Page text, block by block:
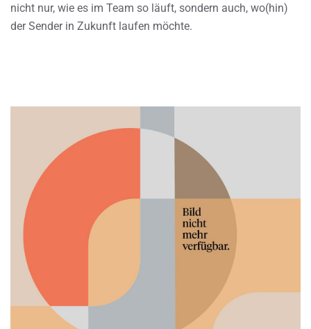
nicht nur, wie es im Team so läuft, sondern auch, wo(hin)
der Sender in Zukunft laufen möchte.